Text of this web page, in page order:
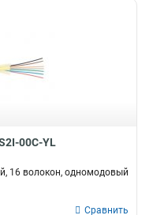
00C-YL
16 волокон, одномодовый
Сравнить